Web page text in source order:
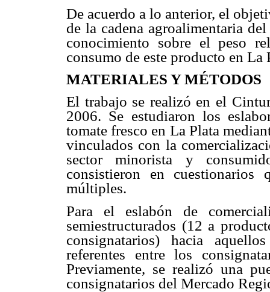
De acuerdo a lo anterior, el
de la cadena agroalimentaria
conocimiento sobre el peso
consumo de este producto en La
MATERIALES Y MÉTODOS
El trabajo se realizó en el
2006. Se estudiaron los
tomate fresco en La Plata
vinculados con la
sector minorista y
consistieron en cuestionarios
múltiples.
Para el eslabón de
semiestructurados (12 a
consignatarios) hacia
referentes entre los
Previamente, se realizó una
consignatarios del Mercado